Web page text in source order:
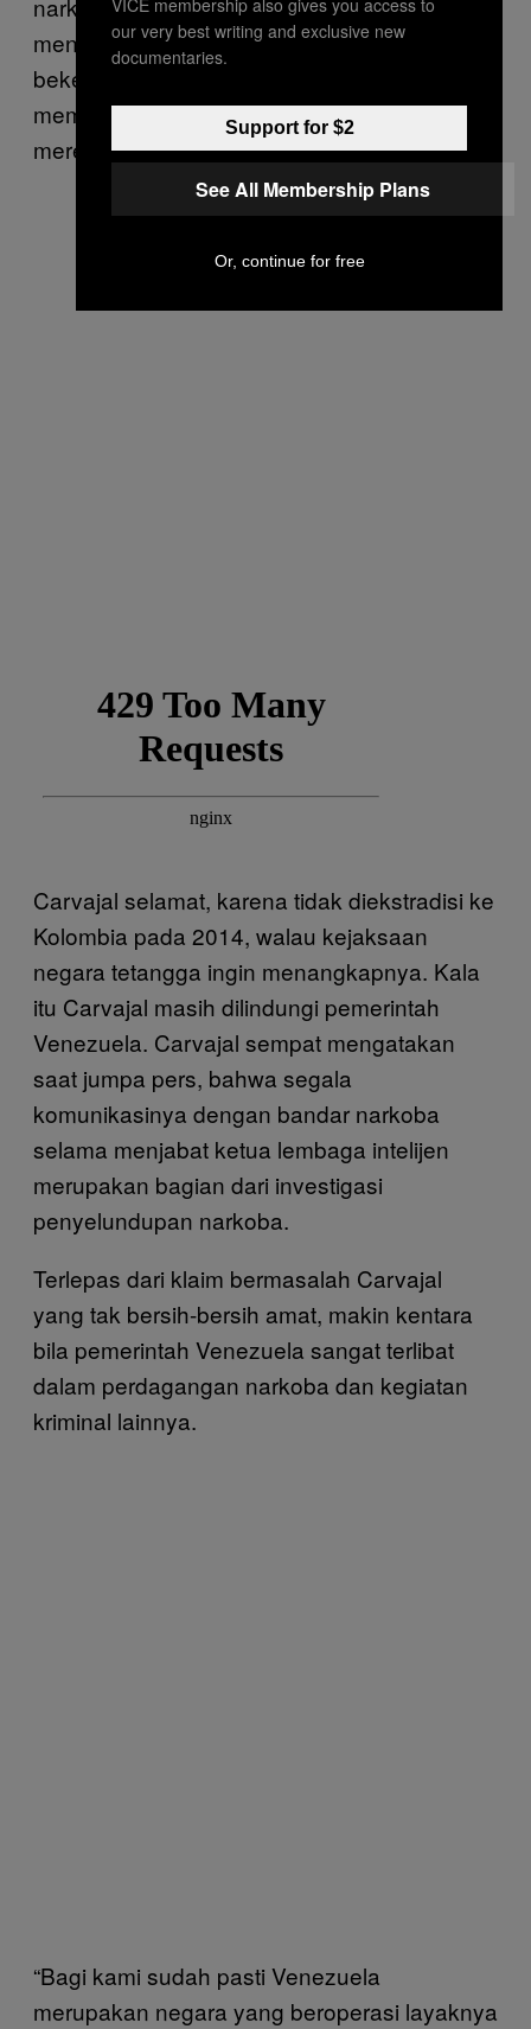
narkoba melalui negaranya. Setelah Varela
meninggal pada 2008, Carvajal terus
bekerjasama dengan kartelnya, dan diduga
memasok ratusan kilogram kokain kepada
mereka.
Carvajal selamat, karena tidak diekstradisi ke
Kolombia pada 2014, walau kejaksaan
negara tetangga ingin menangkapnya. Kala
itu Carvajal masih dilindungi pemerintah
Venezuela. Carvajal sempat mengatakan
saat jumpa pers, bahwa segala
komunikasinya dengan bandar narkoba
selama menjabat ketua lembaga intelijen
merupakan bagian dari investigasi
penyelundupan narkoba.
Terlepas dari klaim bermasalah Carvajal
yang tak bersih-bersih amat, makin kentara
bila pemerintah Venezuela sangat terlibat
dalam perdagangan narkoba dan kegiatan
kriminal lainnya.
“Bagi kami sudah pasti Venezuela
merupakan negara yang beroperasi layaknya
our very best writing and exclusive new
documentaries.
Support for $2
See All Membership Plans
Or, continue for free